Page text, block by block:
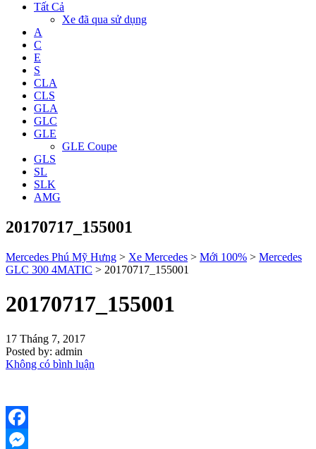
Tất Cả
Xe đã qua sử dụng
A
C
E
S
CLA
CLS
GLA
GLC
GLE
GLE Coupe
GLS
SL
SLK
AMG
20170717_155001
Mercedes Phú Mỹ Hưng > Xe Mercedes > Mới 100% > Mercedes
GLC 300 4MATIC > 20170717_155001
20170717_155001
17 Tháng 7, 2017
Posted by: admin
Không có bình luận
Facebook